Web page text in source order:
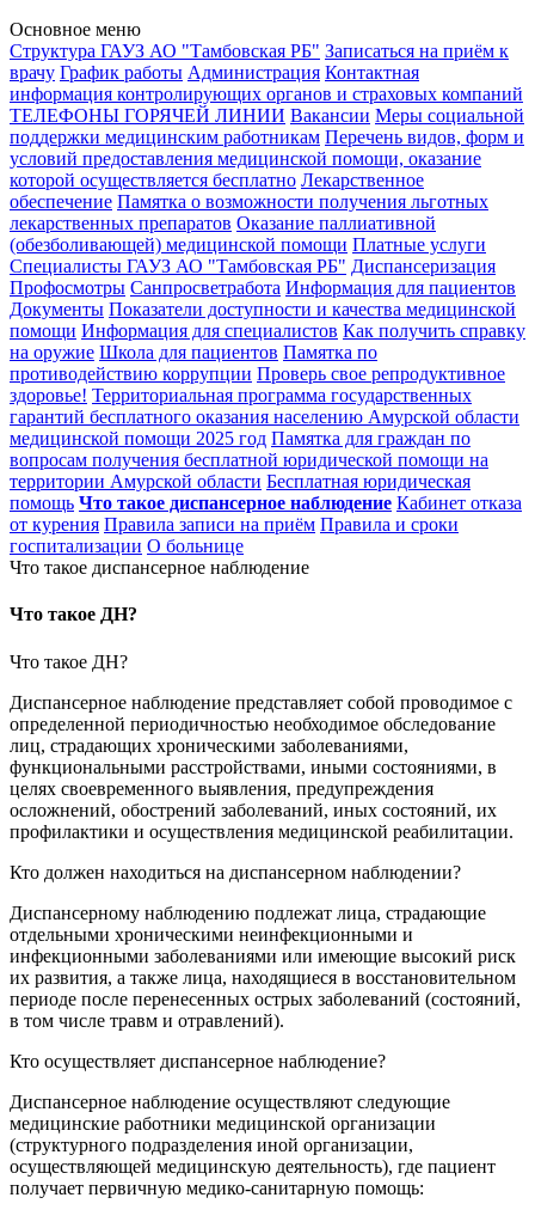
Основное меню
Структура ГАУЗ АО "Тамбовская РБ" Записаться на приём к
врачу График работы Администрация Контактная
информация контролирующих органов и страховых компаний
ТЕЛЕФОНЫ ГОРЯЧЕЙ ЛИНИИ Вакансии Меры социальной
поддержки медицинским работникам Перечень видов, форм и
условий предоставления медицинской помощи, оказание
которой осуществляется бесплатно Лекарственное
обеспечение Памятка о возможности получения льготных
лекарственных препаратов Оказание паллиативной
(обезболивающей) медицинской помощи Платные услуги
Специалисты ГАУЗ АО "Тамбовская РБ" Диспансеризация
Профосмотры Санпросветработа Информация для пациентов
Документы Показатели доступности и качества медицинской
помощи Информация для специалистов Как получить справку
на оружие Школа для пациентов Памятка по
противодействию коррупции Проверь свое репродуктивное
здоровье! Территориальная программа государственных
гарантий бесплатного оказания населению Амурской области
медицинской помощи 2025 год Памятка для граждан по
вопросам получения бесплатной юридической помощи на
территории Амурской области Бесплатная юридическая
помощь Что такое диспансерное наблюдение Кабинет отказа
от курения Правила записи на приём Правила и сроки
госпитализации О больнице
Что такое диспансерное наблюдение
Что такое ДН?
Что такое ДН?
Диспансерное наблюдение представляет собой проводимое с
определенной периодичностью необходимое обследование
лиц, страдающих хроническими заболеваниями,
функциональными расстройствами, иными состояниями, в
целях своевременного выявления, предупреждения
осложнений, обострений заболеваний, иных состояний, их
профилактики и осуществления медицинской реабилитации.
Кто должен находиться на диспансерном наблюдении?
Диспансерному наблюдению подлежат лица, страдающие
отдельными хроническими неинфекционными и
инфекционными заболеваниями или имеющие высокий риск
их развития, а также лица, находящиеся в восстановительном
периоде после перенесенных острых заболеваний (состояний,
в том числе травм и отравлений).
Кто осуществляет диспансерное наблюдение?
Диспансерное наблюдение осуществляют следующие
медицинские работники медицинской организации
(структурного подразделения иной организации,
осуществляющей медицинскую деятельность), где пациент
получает первичную медико-санитарную помощь: